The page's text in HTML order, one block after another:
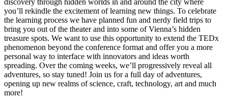
you’ll rekindle the excitement of learning new things. To celebrate
the learning process we have planned fun and nerdy field trips to
bring you out of the theater and into some of Vienna’s hidden
treasure spots. We want to use this opportunity to extend the TEDx
phenomenon beyond the conference format and offer you a more
personal way to interface with innovators and ideas worth
spreading. Over the coming weeks, we’ll progressively reveal all
adventures, so stay tuned! Join us for a full day of adventures,
opening up new realms of science, craft, technology, art and much
more!